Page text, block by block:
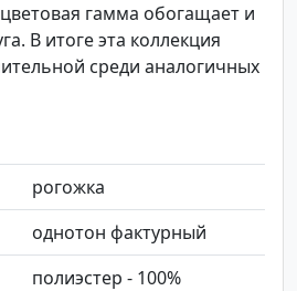
гамма обогащает и
В итоге эта коллекция
среди аналогичных
рогожка
однотон фактурный
полиэстер - 100%